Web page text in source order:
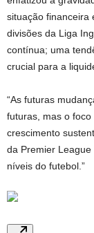
situação financeira
divisões da Liga
contínua; uma
crucial para a
“As futuras
futuras, mas o
crescimento
da Premier
níveis do futebol.”